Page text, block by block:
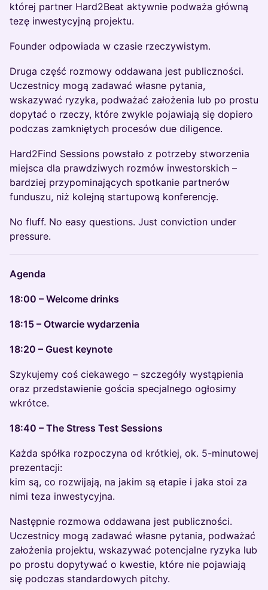
której partner Hard2Beat aktywnie podważa główną
tezę inwestycyjną projektu.
Founder odpowiada w czasie rzeczywistym.
Druga część rozmowy oddawana jest publiczności.
Uczestnicy mogą zadawać własne pytania,
wskazywać ryzyka, podważać założenia lub po prostu
dopytać o rzeczy, które zwykle pojawiają się dopiero
podczas zamkniętych procesów due diligence.
Hard2Find Sessions powstało z potrzeby stworzenia
miejsca dla prawdziwych rozmów inwestorskich –
bardziej przypominających spotkanie partnerów
funduszu, niż kolejną startupową konferencję.
No fluff. No easy questions. Just conviction under
pressure.
Agenda
18:00 – Welcome drinks
18:15 – Otwarcie wydarzenia
18:20 – Guest keynote
Szykujemy coś ciekawego – szczegóły wystąpienia
oraz przedstawienie gościa specjalnego ogłosimy
wkrótce.
18:40 – The Stress Test Sessions
Każda spółka rozpoczyna od krótkiej, ok. 5-minutowej
prezentacji:
kim są, co rozwijają, na jakim są etapie i jaka stoi za
nimi teza inwestycyjna.
Następnie rozmowa oddawana jest publiczności.
Uczestnicy mogą zadawać własne pytania, podważać
założenia projektu, wskazywać potencjalne ryzyka lub
po prostu dopytywać o kwestie, które nie pojawiają
się podczas standardowych pitchy.